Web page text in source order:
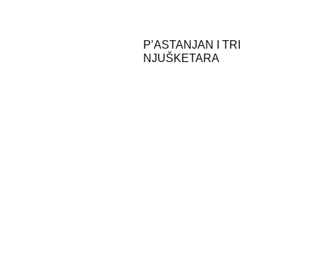
P’ASTANJAN I TRI
NJUŠKETARA